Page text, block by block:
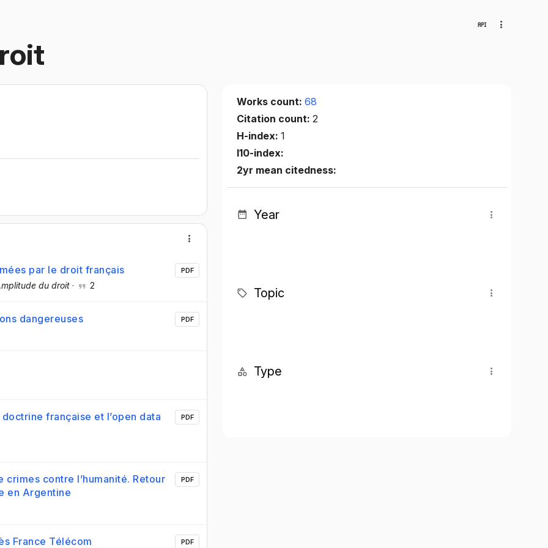
par le droit français
du droit · 2
PDF
dangereuses PDF
française et l’open data PDF
contre l’humanité. Retour
en Argentine
PDF
France Télécom PDF
Works count:68
Citation count:2
H-index:1
I10-index:
2yr mean citedness:
Year
Topic
Type